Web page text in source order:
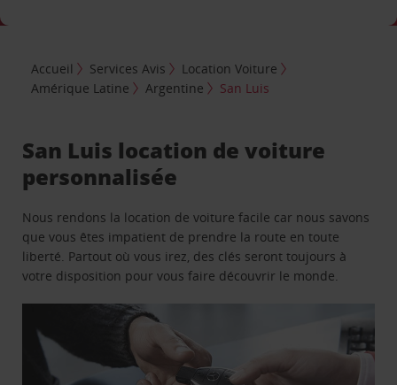
Accueil Services Avis
Location Voiture
Amérique Latine
Argentine San Luis
San Luis location de voiture
personnalisée
Nous rendons la location de voiture facile car nous savons
que vous êtes impatient de prendre la route en toute
liberté. Partout où vous irez, des clés seront toujours à
votre disposition pour vous faire découvrir le monde.